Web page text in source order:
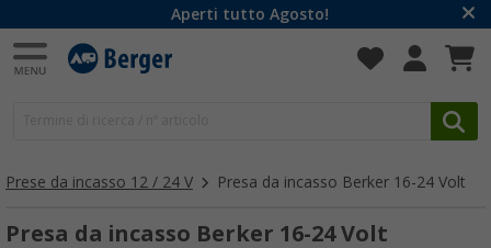
Aperti tutto Agosto!
Prese da incasso 12 / 24 V Presa da incasso Berker 16-24 Volt
Presa da incasso Berker 16-24 Volt